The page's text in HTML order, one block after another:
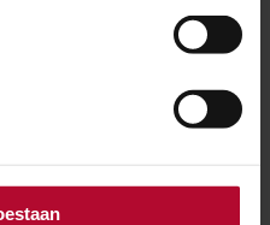
Groningen Spoorzone